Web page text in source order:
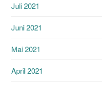
Juli 2021
Juni 2021
Mai 2021
April 2021